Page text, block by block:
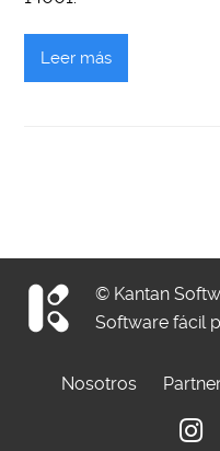
Leer más
© Kantan
Software fácil
Nosotros